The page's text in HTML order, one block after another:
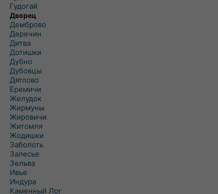
Гудогай
Дворец
Демброво
Деречин
Дитва
Дотишки
Дубно
Дубовцы
Дятлово
Еремичи
Желудок
Жирмуны
Жировичи
Житомля
Жодишки
Заболоть
Залесье
Зельва
Ивье
Индура
Каменный Лог